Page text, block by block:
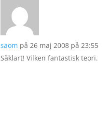
saom på 26 maj 2008 på 23:55
Såklart! Vilken fantastisk teori.